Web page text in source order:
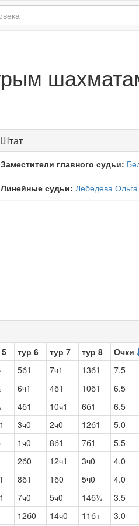
Штат
Заместители главного судьи:
Линейные судьи: Лебедева Ольга
тур 6 тур 7 тур 8 Очки
5б1 7ч1 13б1 7.5
6ч1 4б1 10б1 6.5
4б1 10ч1 6б1 6.5
3ч0 2ч0 12б1 5.0
1ч0 8б1 7б1 5.5
2б0 12ч1 3ч0 4.0
8б1 1б0 5ч0 4.0
7ч0 5ч0 14б½ 3.5
12б0 14ч0 11б+ 3.0